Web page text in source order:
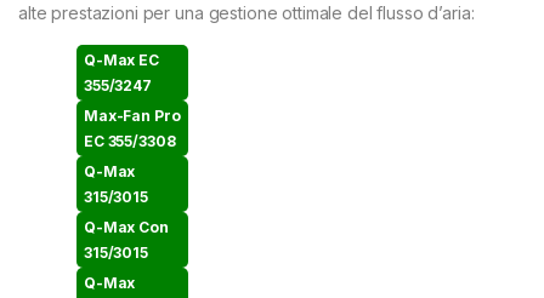
alte prestazioni per una gestione ottimale del flusso d’aria:
Q-Max EC
355/3247
Max-Fan Pro
EC 355/3308
Q-Max
315/3015
Q-Max Con
315/3015
Q-Max